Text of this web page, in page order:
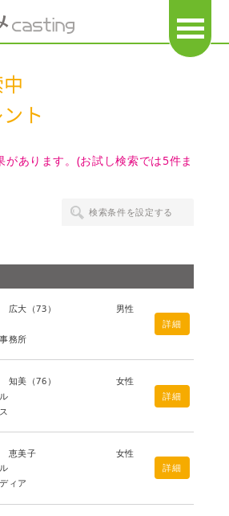
ト
があります。(お試し検索では5件ま
検索条件を設定する
広大 （73）
男性
務所
詳細
知美 （76）
女性
詳細
恵美子
女性
ィア
詳細